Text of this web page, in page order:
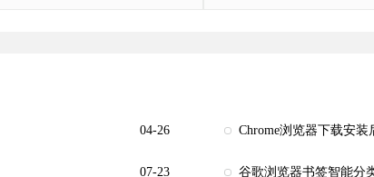
04-26 Chrome浏览器下载安
07-23 谷歌浏览器书签智能分